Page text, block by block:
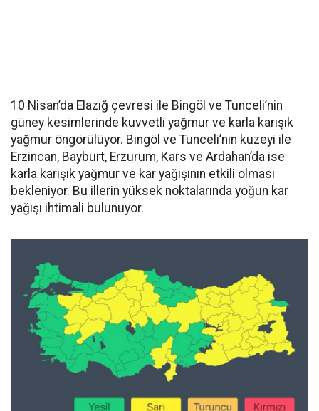
10 Nisan’da Elazığ çevresi ile Bingöl ve Tunceli’nin
güney kesimlerinde kuvvetli yağmur ve karla karışık
yağmur öngörülüyor. Bingöl ve Tunceli’nin kuzeyi ile
Erzincan, Bayburt, Erzurum, Kars ve Ardahan’da ise
karla karışık yağmur ve kar yağışının etkili olması
bekleniyor. Bu illerin yüksek noktalarında yoğun kar
yağışı ihtimali bulunuyor.